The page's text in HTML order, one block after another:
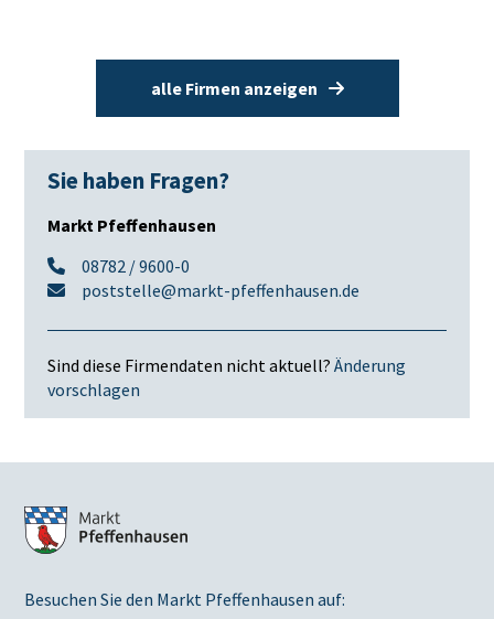
alle Firmen anzeigen
Sie haben Fragen?
Markt Pfeffenhausen
08782 / 9600-0
poststelle@markt-pfeffenhausen.de
Sind diese Firmendaten nicht aktuell? Änderung
vorschlagen
Besuchen Sie den Markt Pfeffenhausen auf: